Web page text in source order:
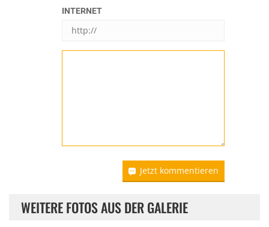
INTERNET
Jetzt kommentieren
WEITERE FOTOS AUS DER GALERIE